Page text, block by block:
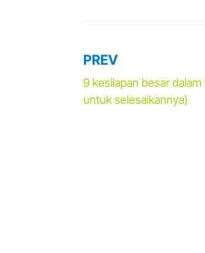
Post
navigation
PREV
9 kesilapan besar
untuk selesaikannya)